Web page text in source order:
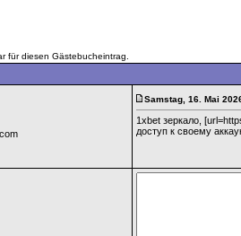
für diesen Gästebucheintrag.
Samstag, 16. Mai
1xbet зеркало,
доступ к своему